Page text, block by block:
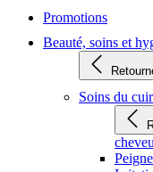
Promotions
Beauté, soins et
Soins du